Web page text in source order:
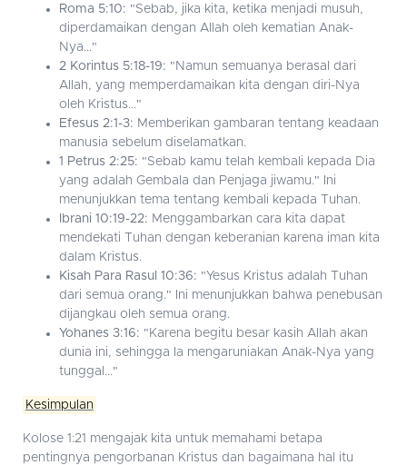
Roma 5:10: "Sebab, jika kita, ketika menjadi musuh,
diperdamaikan dengan Allah oleh kematian Anak-
Nya..."
2 Korintus 5:18-19: "Namun semuanya berasal dari
Allah, yang memperdamaikan kita dengan diri-Nya
oleh Kristus..."
Efesus 2:1-3: Memberikan gambaran tentang keadaan
manusia sebelum diselamatkan.
1 Petrus 2:25: "Sebab kamu telah kembali kepada Dia
yang adalah Gembala dan Penjaga jiwamu." Ini
menunjukkan tema tentang kembali kepada Tuhan.
Ibrani 10:19-22: Menggambarkan cara kita dapat
mendekati Tuhan dengan keberanian karena iman kita
dalam Kristus.
Kisah Para Rasul 10:36: "Yesus Kristus adalah Tuhan
dari semua orang." Ini menunjukkan bahwa penebusan
dijangkau oleh semua orang.
Yohanes 3:16: "Karena begitu besar kasih Allah akan
dunia ini, sehingga Ia mengaruniakan Anak-Nya yang
tunggal..."
Kesimpulan
Kolose 1:21 mengajak kita untuk memahami betapa
pentingnya pengorbanan Kristus dan bagaimana hal itu